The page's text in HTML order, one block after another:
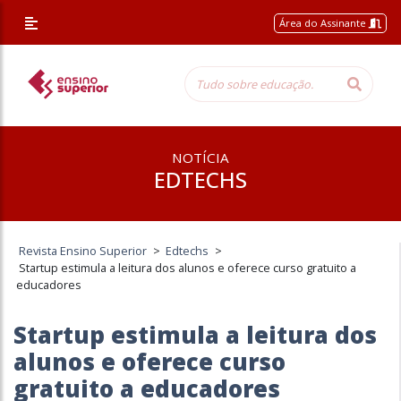
Área do Assinante
NOTÍCIA
EDTECHS
Revista Ensino Superior > Edtechs >
Startup estimula a leitura dos alunos e oferece curso gratuito a
educadores
Startup estimula a leitura dos
alunos e oferece curso
gratuito a educadores